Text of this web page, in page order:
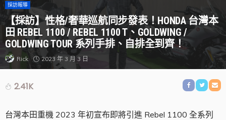
採訪報導
【採訪】性格/奢華巡航同步發表！HONDA 台灣本
田 REBEL 1100 / REBEL 1100 T、GOLDWING /
GOLDWING TOUR 系列手排、自排全到齊！
Rick 2023 年 3 月 3 日
2.41K
台灣本田重機 2023 年初宣布即將引進 Rebel 1100 全系列